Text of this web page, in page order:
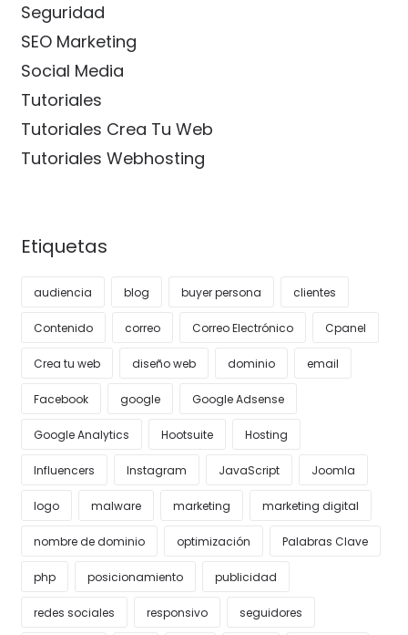
Seguridad
SEO Marketing
Social Media
Tutoriales
Tutoriales Crea Tu Web
Tutoriales Webhosting
Etiquetas
audiencia blog buyer persona clientes
Contenido correo Correo Electrónico Cpanel
Crea tu web diseño web dominio email
Facebook google Google Adsense
Google Analytics Hootsuite Hosting
Influencers Instagram JavaScript Joomla
logo malware marketing marketing digital
nombre de dominio optimización Palabras Clave
php posicionamiento publicidad
redes sociales responsivo seguidores